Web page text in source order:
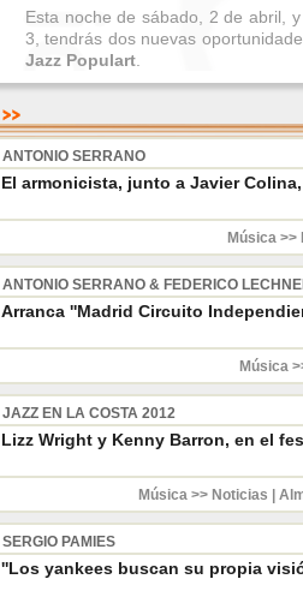
Esta noche de sábado, 2 de abril,
3, tendrás dos nuevas
Jazz Populart
ANTONIO SERRANO
El armonicista, junto a Javier
Música >>
ANTONIO SERRANO & FEDERICO
Arranca ''Madrid Circuito
Música
JAZZ EN LA COSTA 2012
Lizz Wright y Kenny Barron, en el
Música >> Noticias
SERGIO PAMIES
''Los yankees buscan su propia